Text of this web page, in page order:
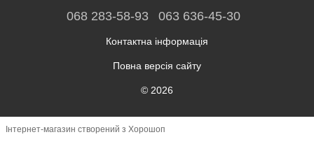
068 283-58-93 063 636-45-30
Контактна інформація
Повна версія сайту
© 2026
Інтернет-магазин створений з Хорошоп